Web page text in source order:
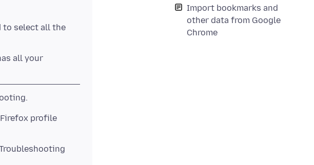
Import bookmarks and
other data from Google
Chrome
to select all the
all your
profile